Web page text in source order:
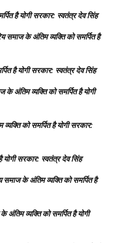
है योगी सरकार: स्वतंत्र देव सिंह
समाज के अंतिम व्यक्ति को समर्पित है
है योगी सरकार: स्वतंत्र देव सिंह
के अंतिम व्यक्ति को समर्पित है योगी
को समर्पित है योगी सरकार:
योगी सरकार: स्वतंत्र देव सिंह
समाज के अंतिम व्यक्ति को समर्पित है
अंतिम व्यक्ति को समर्पित है योगी